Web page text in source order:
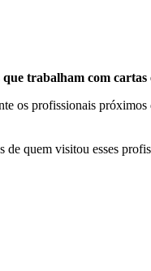
trabalham com cartas
os profissionais
de quem visitou esses